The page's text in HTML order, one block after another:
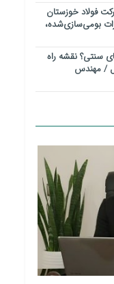
فولاد خوزستان
بومی‌سازی‌شده،
سنتی؟ نقشه راه
/ مهندس